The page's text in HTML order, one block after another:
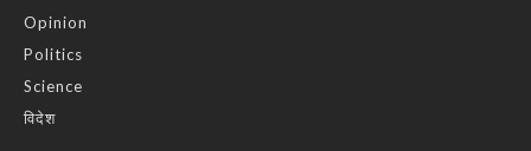
Opinion
Politics
Science
विदेश